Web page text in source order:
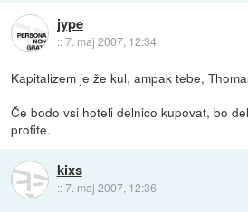
jype
::7. maj 2007, 12:34
Kapitalizem je že kul, ampak tebe,
Če bodo vsi hoteli delnico kupovat, bo
profite.
kixs
::7. maj 2007, 12:36